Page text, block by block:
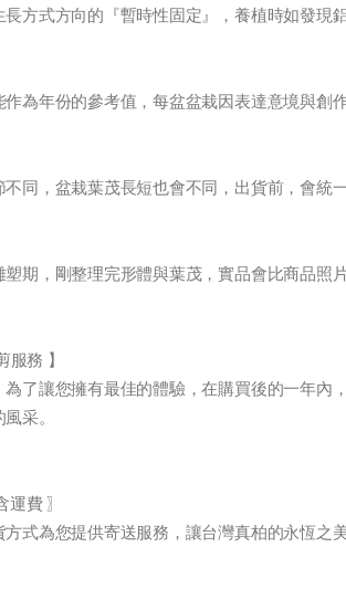
方式方向的『暫時性固定』，養植時如發現
為年份的參考值，每盆盆栽因表達意境與創
同，盆栽葉茂長短也會不同，出貨前，會統
期，剛整理完形體與葉茂，實品會比商品照
服務 】
了讓您擁有最佳的體驗，在購買後的一年內
采。
費 〗
式為您提供寄送服務，讓台灣真柏的永恆之